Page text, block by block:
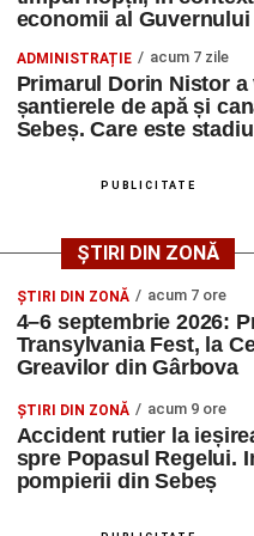
de atracție se
în Grădina Muzeului
bagheta dirijoruluiRemus
de prestigiu.
pe scenă vor urca atât
în țară și în străinătate.
și o componentă
Publicul va putea urmări
implicarea
Sebeș, prezentă de-a
cele mai importante
așteptat este show-
economii al
ADMINISTRAȚIE acum 7 zile
Primarul Dorin Nistor
șantierele de apă și
Sebeș. Care este
PUBLICITATE
ȘTIRI DIN ZONĂ
ȘTIRI DIN ZONĂ acum 7 ore
4–6 septembrie 2026:
Transylvania Fest, la
Greavilor din Gârbova
ȘTIRI DIN ZONĂ acum 9 ore
Accident rutier la
spre Popasul Regelui.
pompierii din Sebeș